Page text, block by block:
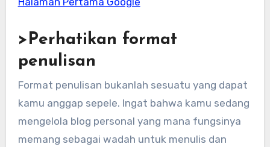
>Perhatikan format
penulisan
Format penulisan bukanlah sesuatu yang dapat
kamu anggap sepele. Ingat bahwa kamu sedang
mengelola blog personal yang mana fungsinya
memang sebagai wadah untuk menulis dan